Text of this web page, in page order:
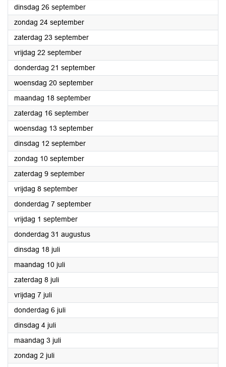
dinsdag 26 september2023
zondag 24 september2023
zaterdag 23 september2023
vrijdag 22 september2023
donderdag 21 september2023
woensdag 20 september2023
maandag 18 september2023
zaterdag 16 september2023
woensdag 13 september2023
dinsdag 12 september2023
zondag 10 september2023
zaterdag 9 september2023
vrijdag 8 september2023
donderdag 7 september2023
vrijdag 1 september2023
donderdag 31 augustus2023
dinsdag 18 juli2023
maandag 10 juli2023
zaterdag 8 juli2023
vrijdag 7 juli2023
donderdag 6 juli2023
dinsdag 4 juli2023
maandag 3 juli2023
zondag 2 juli2023